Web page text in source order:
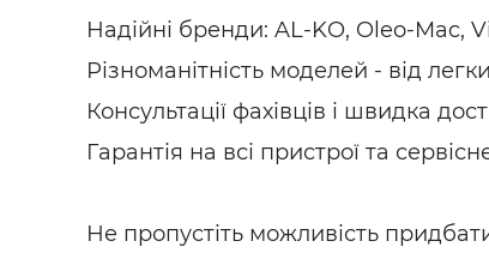
Надійні бренди: AL-KO, Oleo-Mac,
Різноманітність моделей - від
Консультації фахівців і швидка
Гарантія на всі пристрої та
Не пропустіть можливість